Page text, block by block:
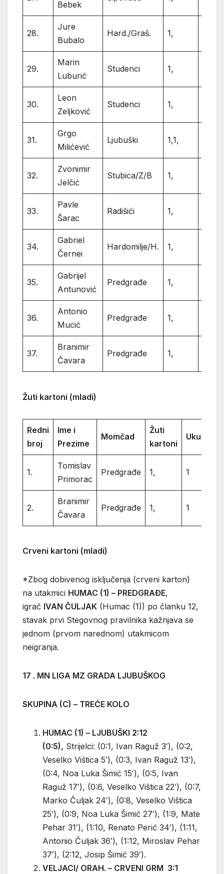
Bebek
28.
Jure
Bubalo
Hard./Graš. 1,
29.
Marin
Luburić
Studenci 1,
30.
Leon
Zeljković
Studenci 1,
31.
Grgo
Milićević
Ljubuški 1,1,
32.
Zvonimir
Jelčić
Stubica/Z/B 1,
33.
Pavle
Šarac
Radišići 1,
34.
Gabriel
Černei
Hardomilje/H. 1,
35.
Gabrijel
Antunović
Predgrađe 1,
36.
Antonio
Mucić
Predgrađe 1,
37.
Branimir
Čavara
Predgrađe 1,
Žuti kartoni (mladi)
Redni
broj
Ime i
Prezime
Momčad
Žuti
kartoni
Ukupno
1.
Tomislav
Primorac
Predgrađe 1, 1
2.
Branimir
Čavara
Predgrađe 1, 1
Crveni kartoni (mladi)
*Zbog dobivenog isključenja (crveni karton)
na utakmici HUMAC (1) – PREDGRAĐE,
igrač IVAN ČULJAK (Humac (1)) po članku 12,
stavak prvi Stegovnog pravilnika kažnjava se
jednom (prvom narednom) utakmicom
neigranja.
17 . MN LIGA MZ GRADA LJUBUŠKOG
SKUPINA (C) – TREĆE KOLO
HUMAC (1) – LJUBUŠKI 2:12
(0:5), Strijelci: (0:1, Ivan Raguž 3′), (0:2,
Veselko Vištica 5′), (0:3, Ivan Raguž 13′),
(0:4, Noa Luka Šimić 15′), (0:5, Ivan
Raguž 17′), (0:6, Veselko Vištica 22′), (0:7,
Marko Čuljak 24′), (0:8, Veselko Vištica
25′), (0:9, Noa Luka Šimić 27′), (1:9, Mate
Pehar 31′), (1:10, Renato Perić 34′), (1:11,
Antonio Čuljak 36′), (1:12, Miroslav Pehar
37′), (2:12, Josip Šimić 39′).
VELJACI/ ORAH. – CRVENI GRM 3:1